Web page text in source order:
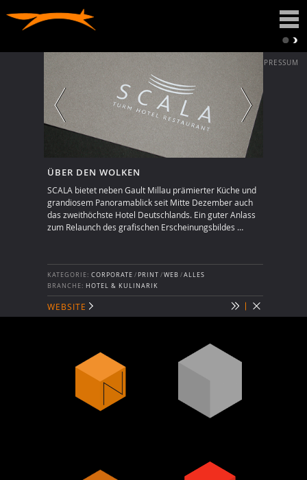
IMPRESSUM
ÜBER DEN WOLKEN
SCALA bietet neben Gault Millau prämierter Küche und
grandiosem Panoramablick seit Mitte Dezember auch
das zweithöchste Hotel Deutschlands. Ein guter Anlass
zum Relaunch des grafischen Erscheinungsbildes …
WEBSITE
KATEGORIE: CORPORATE / PRINT /WEB /ALLES
BRANCHE: HOTEL & KULINARIK